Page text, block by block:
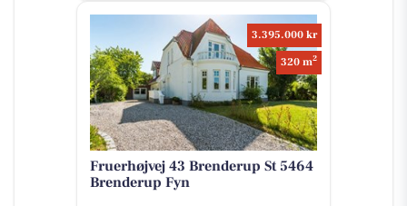
3.395.000 kr
320 m2
Fruerhøjvej 43 Brenderup St 5464
Brenderup Fyn